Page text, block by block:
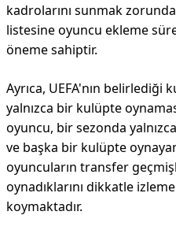
kadrolarını sunmak
listesine oyuncu ekleme
öneme sahiptir.
Ayrıca, UEFA'nın belirlediği
yalnızca bir kulüpte
oyuncu, bir sezonda
ve başka bir kulüpte
oyuncuların transfer
oynadıklarını dikkatle
koymaktadır.